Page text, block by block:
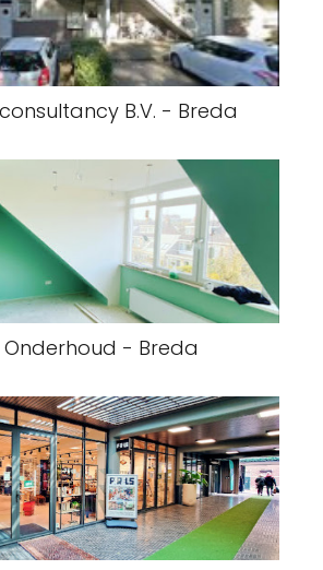
B.V. - Breda
Onderhoud - Breda